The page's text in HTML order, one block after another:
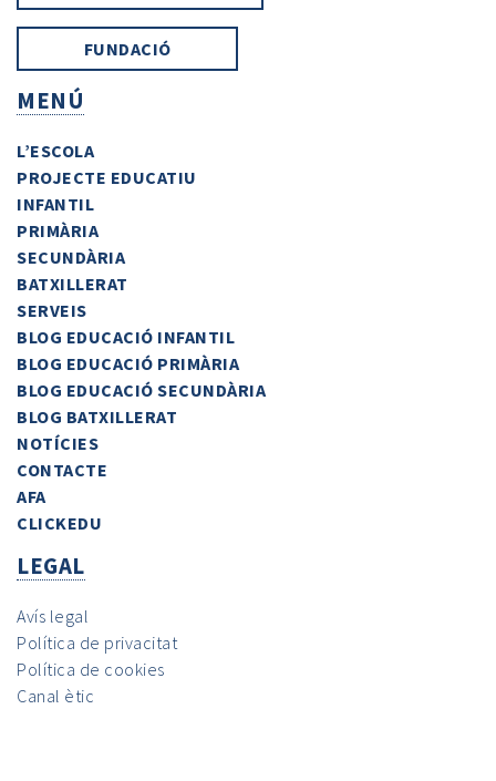
FUNDACIÓ
MENÚ
L’ESCOLA
PROJECTE EDUCATIU
INFANTIL
PRIMÀRIA
SECUNDÀRIA
BATXILLERAT
SERVEIS
BLOG EDUCACIÓ INFANTIL
BLOG EDUCACIÓ PRIMÀRIA
BLOG EDUCACIÓ SECUNDÀRIA
BLOG BATXILLERAT
NOTÍCIES
CONTACTE
AFA
CLICKEDU
LEGAL
Avís legal
Política de privacitat
Política de cookies
Canal ètic